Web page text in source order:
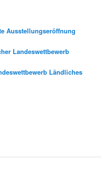
Ausstellungseröffnung
Landeswettbewerb
Ländliches